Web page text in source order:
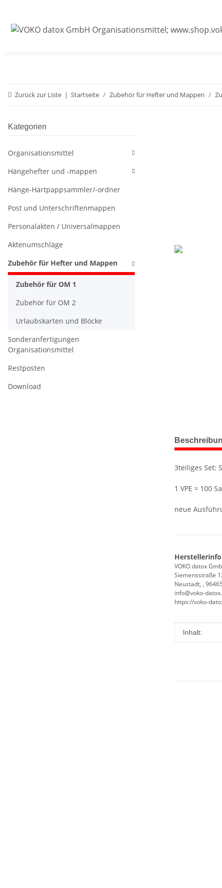
Zurück zur Liste Startseite Zubehör für Hefter und Mappen
weitere
3teiliges Set:
1 VPE = 100
neue
VOKO datox
Siemensstraße
Neustadt, ,
info@voko-
https://voko-
Wert
Inhalt:
Kategorien
Organisationsmittel
Hängehefter und -mappen
Hänge-Hartpappsammler/-ordner
Post und Unterschriftenmappen
Personalakten / Universalmappen
Aktenumschläge
Zubehör für Hefter und Mappen
Zubehör für OM 1
Zubehör für OM 2
Urlaubskarten und Blöcke
Sonderanfertigungen
Organisationsmittel
Restposten
Download